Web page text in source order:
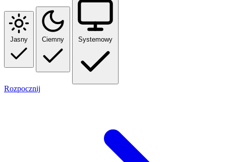
Jasny Ciemny Systemowy
Rozpocznij